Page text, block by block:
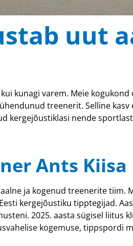
uut
kunagi varem. Meie
treenerit. Selline
nende
Ants Kiisa
ja kogenud treenerite
kergejõustiku tipptegijad.
2025. aasta sügisel liitus
kogemuse, tippspordi